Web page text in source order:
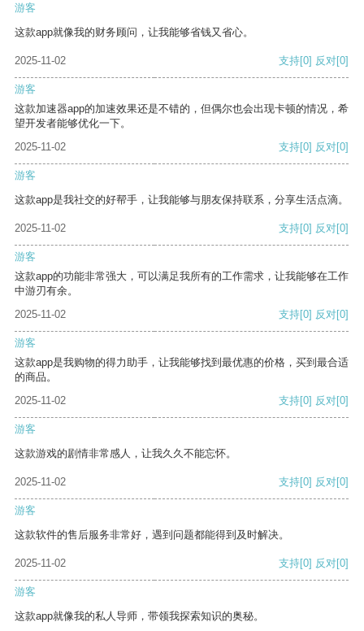
游客
这款app就像我的财务顾问，让我能够省钱又省心。
2025-11-02 支持[0] 反对[0]
游客
这款加速器app的加速效果还是不错的，但偶尔也会出现卡顿的情况，希
望开发者能够优化一下。
2025-11-02
支持[0] 反对[0]
游客
这款app是我社交的好帮手，让我能够与朋友保持联系，分享生活点滴。
2025-11-02 支持[0] 反对[0]
游客
这款app的功能非常强大，可以满足我所有的工作需求，让我能够在工作
中游刃有余。
2025-11-02
支持[0] 反对[0]
游客
这款app是我购物的得力助手，让我能够找到最优惠的价格，买到最合适
的商品。
2025-11-02
支持[0] 反对[0]
游客
这款游戏的剧情非常感人，让我久久不能忘怀。
2025-11-02 支持[0] 反对[0]
游客
这款软件的售后服务非常好，遇到问题都能得到及时解决。
2025-11-02 支持[0] 反对[0]
游客
这款app就像我的私人导师，带领我探索知识的奥秘。